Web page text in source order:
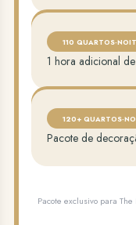
110 QUARTOS-
1 hora adicional
120+ QUARTOS-
Pacote de
Pacote exclusivo para